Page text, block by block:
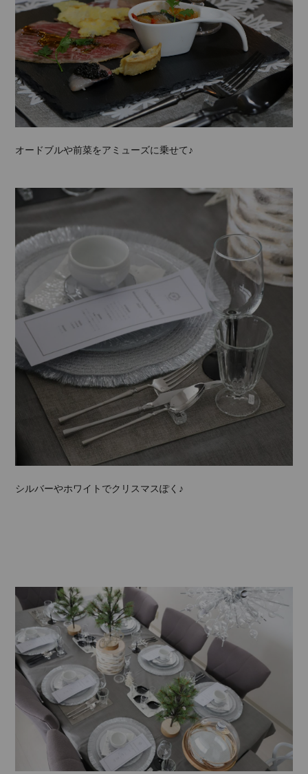
オードブルや前菜をアミューズに乗せて♪
シルバーやホワイトでクリスマスぽく♪